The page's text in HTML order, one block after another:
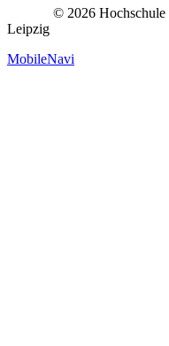
© 2026
Leipzig
MobileNavi